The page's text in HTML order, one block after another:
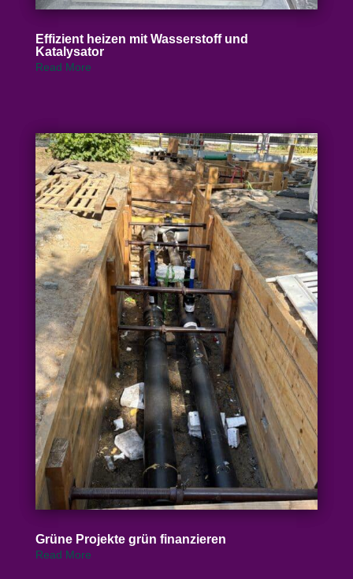
Effizient heizen mit Wasser­stoff und
Katalysator
Read More
Grüne Projekte grün finanzieren
Read More